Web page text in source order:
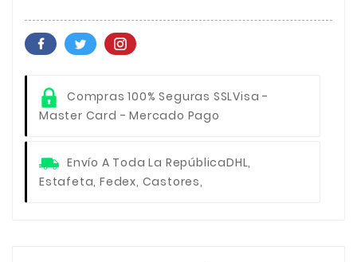
Compras 100% Seguras SSLVisa -
Master Card - Mercado Pago
Envío A Toda La RepúblicaDHL,
Estafeta, Fedex, Castores,